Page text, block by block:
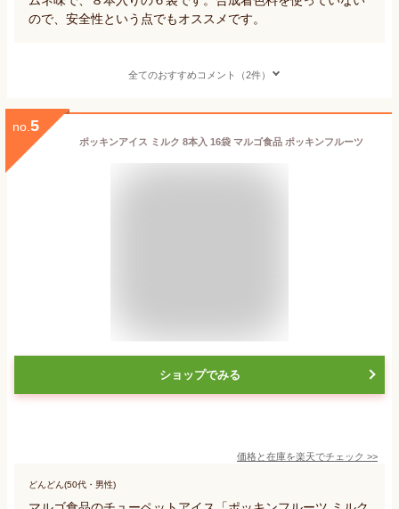
ので、安全性という点でもオススメです。
全てのおすすめコメント（2件）
no. 5
ポッキンアイス ミルク 8本入 16袋 マルゴ食品 ポッキンフルーツ
ショップでみる
価格と在庫を楽天でチェック >>
どんどん(50代・男性)